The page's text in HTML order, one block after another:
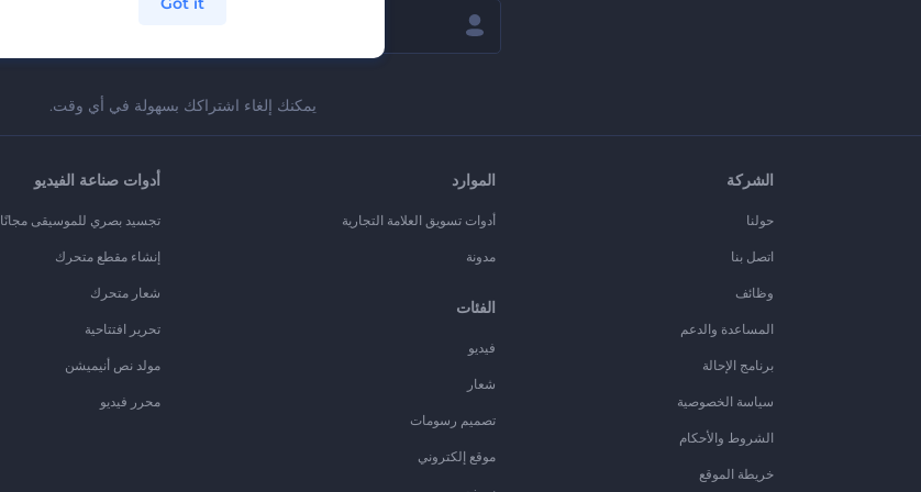
يمكنك إلغاء اشتراكك بسهولة في أي وقت.
الشركة
حولنا
اتصل بنا
وظائف
المساعدة والدعم
برنامج الإحالة
سياسة الخصوصية
الشروط والأحكام
خريطة الموقع
الموارد
أدوات تسويق العلامة التجارية
مدونة
الفئات
فيديو
شعار
تصميم رسومات
موقع إلكتروني
أدوات صناعة الفيديو
تجسيد بصري للموسيقى مجانًا
إنشاء مقطع متحرك
شعار متحرك
تحرير افتتاحية
مولد نص أنيميشن
محرر فيديو